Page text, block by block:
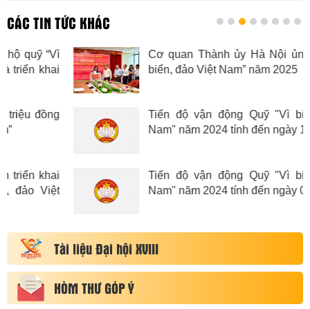
CÁC TIN TỨC KHÁC
Cơ quan Thành ủy Hà Nội ủng hộ Quỹ
biển, đảo Việt Nam” năm 2025
Tiến độ vận động Quỹ "Vì biển, đảo
Nam" năm 2024 tính đến ngày 16/5/2024
Tiến độ vận động Quỹ "Vì biển, đảo
Nam" năm 2024 tính đến ngày 03/05/2024
Tài liệu Đại hội XVIII
HÒM THƯ GÓP Ý